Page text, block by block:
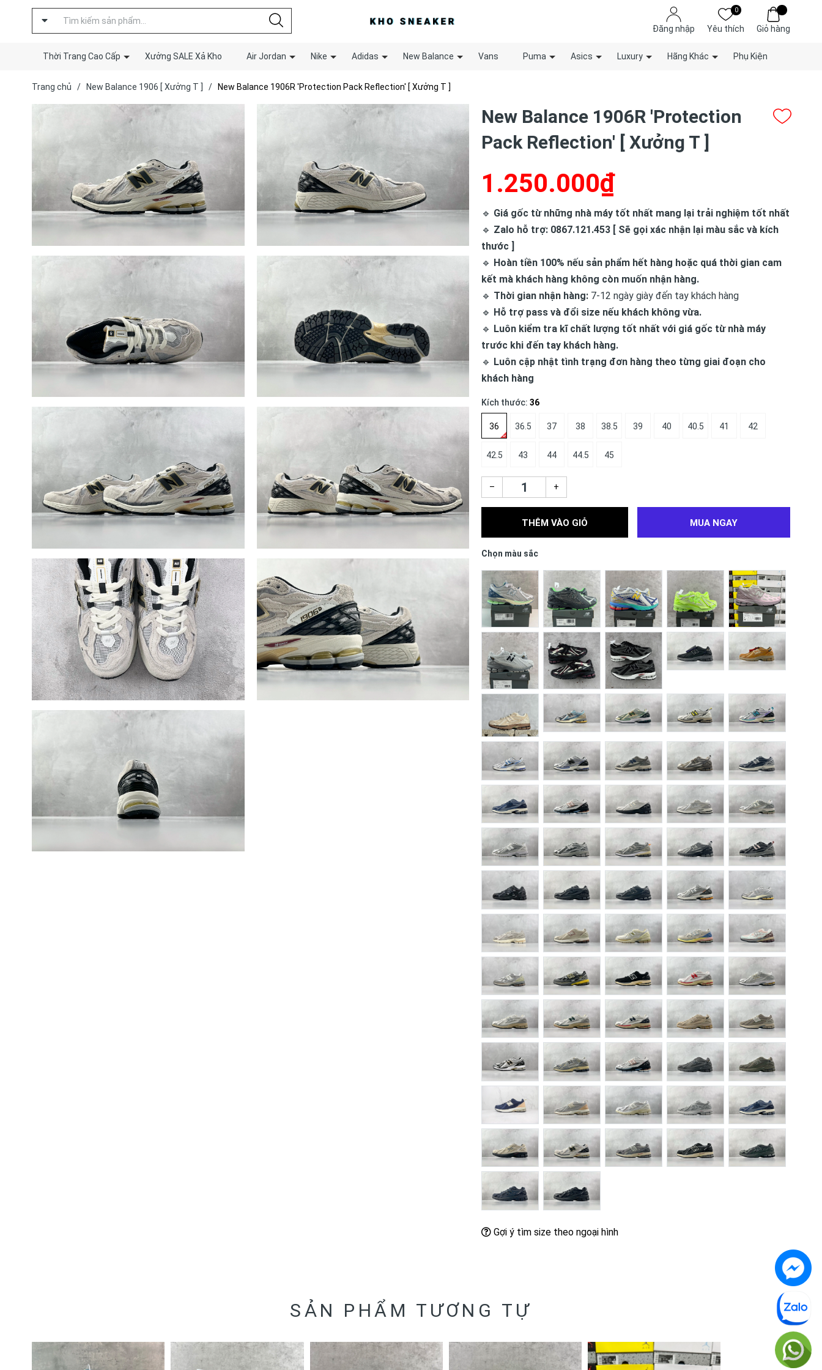
Đăng nhập
0
Yêu thích Giỏ hàng
Thời Trang Cao Cấp Xưởng SALE Xả Kho Air Jordan Nike Adidas New Balance Vans Puma Asics Luxury Hãng Khác Phụ Kiện
Trang chủ / New Balance 1906 [ Xưởng T ] / New Balance 1906R 'Protection Pack Reflection' [ Xưởng T ]
New Balance 1906R 'Protection
Pack Reflection' [ Xưởng T ]
1.250.000₫
🔹 Giá gốc từ những nhà máy tốt nhất mang lại trải nghiệm tốt nhất
🔹 Zalo hỗ trợ: 0867.121.453 [ Sẽ gọi xác nhận lại màu sắc và kích
thước ]
🔹 Hoàn tiền 100% nếu sản phẩm hết hàng hoặc quá thời gian cam
kết mà khách hàng không còn muốn nhận hàng.
🔹 Thời gian nhận hàng: 7-12 ngày giày đến tay khách hàng
🔹 Hỗ trợ pass và đổi size nếu khách không vừa.
🔹 Luôn kiểm tra kĩ chất lượng tốt nhất với giá gốc từ nhà máy
trước khi đến tay khách hàng.
🔹 Luôn cập nhật tình trạng đơn hàng theo từng giai đoạn cho
khách hàng
Kích thước: 36
36 36.5 37 38 38.5 39 40 40.5 41 42
42.5 43 44 44.5 45
– +
THÊM VÀO GIỎ MUA NGAY
Chọn màu sắc
Gợi ý tìm size theo ngoại hình
SẢN PHẨM TƯƠNG TỰ